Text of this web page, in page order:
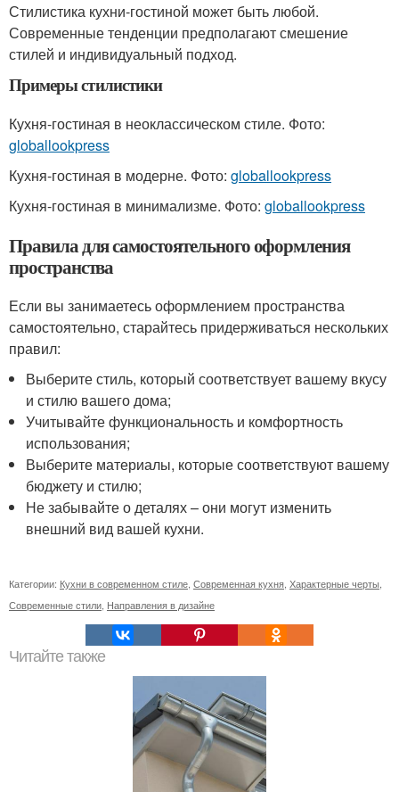
Стилистика кухни-гостиной может быть любой.
Современные тенденции предполагают смешение
стилей и индивидуальный подход.
Примеры стилистики
Кухня-гостиная в неоклассическом стиле. Фото:
globallookpress
Кухня-гостиная в модерне. Фото: globallookpress
Кухня-гостиная в минимализме. Фото: globallookpress
Правила для самостоятельного оформления
пространства
Если вы занимаетесь оформлением пространства
самостоятельно, старайтесь придерживаться нескольких
правил:
Выберите стиль, который соответствует вашему вкусу
и стилю вашего дома;
Учитывайте функциональность и комфортность
использования;
Выберите материалы, которые соответствуют вашему
бюджету и стилю;
Не забывайте о деталях – они могут изменить
внешний вид вашей кухни.
Категории: Кухни в современном стиле, Современная кухня, Характерные черты,
Современные стили, Направления в дизайне
Читайте также